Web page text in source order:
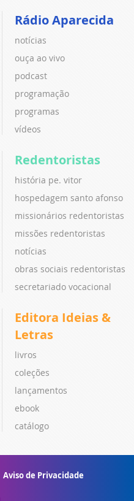
Rádio Aparecida
notícias
ouça ao vivo
podcast
programação
programas
vídeos
Redentoristas
história pe. vitor
hospedagem santo afonso
missionários redentoristas
missões redentoristas
notícias
obras sociais redentoristas
secretariado vocacional
Editora Ideias &
Letras
livros
coleções
lançamentos
ebook
catálogo
Aviso de Privacidade